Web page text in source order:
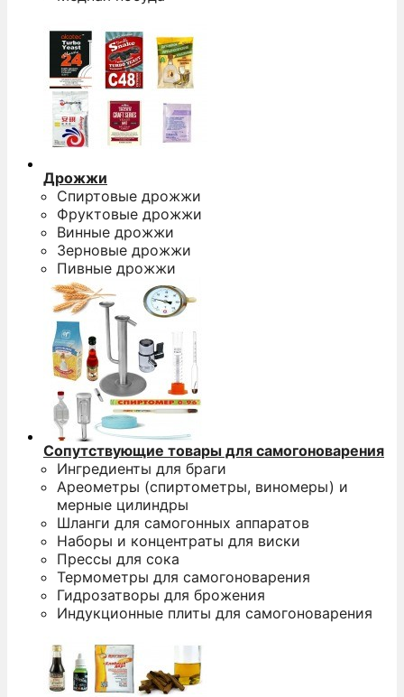
Дрожжи
Спиртовые дрожжи
Фруктовые дрожжи
Винные дрожжи
Зерновые дрожжи
Пивные дрожжи
Сопутствующие товары для самогоноварения
Ингредиенты для браги
Ареометры (спиртометры, виномеры) и
мерные цилиндры
Шланги для самогонных аппаратов
Наборы и концентраты для виски
Прессы для сока
Термометры для самогоноварения
Гидрозатворы для брожения
Индукционные плиты для самогоноварения